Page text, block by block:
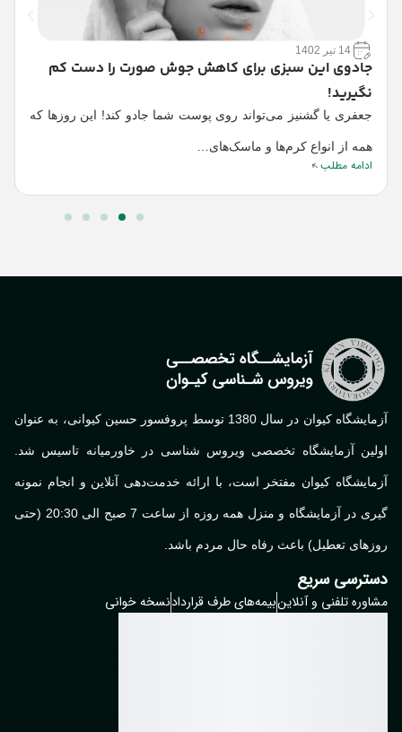
14 تیر 1402
جادوی این سبزی برای کاهش جوش صورت را دست کم
نگیرید!
جعفری یا گشنیز می‌تواند روی پوست شما جادو کند! این روزها که
همه از انواع کرم‌ها و ماسک‌های…
ادامه مطلب
آزمایشگاه کیوان در سال 1380 توسط پروفسور حسین کیوانی، به عنوان
آزمایشگاه تخصصی ویروس شناسی در خاورمیانه تاسیس شد.
کیوان مفتخر است، با ارائه خدمت‌دهی آنلاین و انجام نمونه
گیری در آزمایشگاه و منزل همه روزه از ساعت 7 صبح الی 20:30 (حتی
تعطیل) باعث رفاه حال مردم باشد.
سریع
تلفنی و آنلاینبیمه‌های طرف قراردادنسخه خوانی